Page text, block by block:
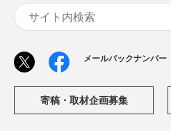
メールバックナンバー
寄稿・取材企画募集